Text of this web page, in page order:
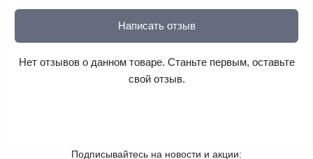
Написать отзыв
Нет отзывов о данном товаре. Станьте первым, оставьте
свой отзыв.
Подписывайтесь на новости и акции: